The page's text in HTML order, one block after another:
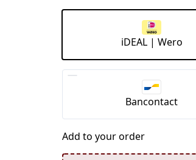
iDEAL | Wero
Bancontact
Add to your order